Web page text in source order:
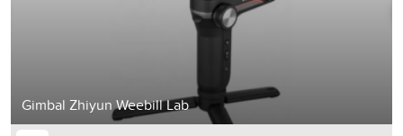
Gimbal Zhiyun Weebill Lab